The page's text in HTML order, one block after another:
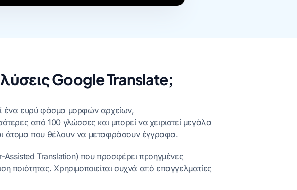
λύσεις Google Translate;
ένα ευρύ φάσμα μορφών αρχείων,
από 100 γλώσσες και μπορεί να χειριστεί μεγάλα
άτομα που θέλουν να μεταφράσουν έγγραφα.
Assisted Translation) που προσφέρει προηγμένες
ποιότητας. Χρησιμοποιείται συχνά από επαγγελματίες